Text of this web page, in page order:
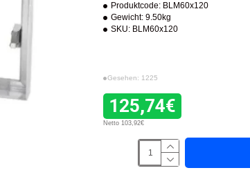
Produktcode: BLM60x120
Gewicht: 9.50kg
SKU: BLM60x120
Gesehen: 1225
125,74€
Netto 103,92€